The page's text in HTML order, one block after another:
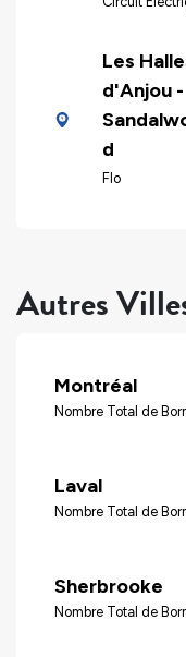
Les
d'Anjou -
d
Flo
Autres
Montréal
Nombre Total de
Laval
Nombre Total de
Sherbrooke
Nombre Total de